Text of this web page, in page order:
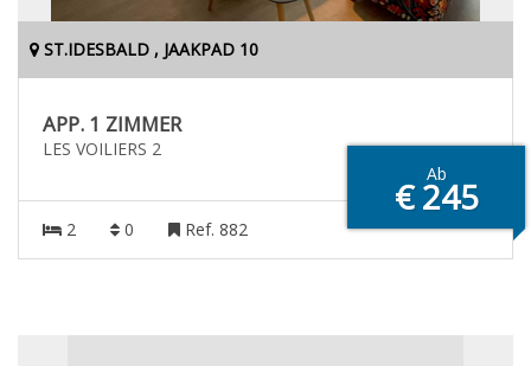
ST.IDESBALD , JAAKPAD 10
APP. 1 ZIMMER
LES VOILIERS 2
Ab
€ 245
2 0 Ref. 882